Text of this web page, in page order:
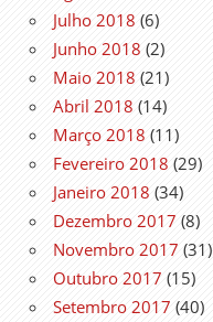
Julho 2018 (6)
Junho 2018 (2)
Maio 2018 (21)
Abril 2018 (14)
Março 2018 (11)
Fevereiro 2018 (29)
Janeiro 2018 (34)
Dezembro 2017 (8)
Novembro 2017 (31)
Outubro 2017 (15)
Setembro 2017 (40)